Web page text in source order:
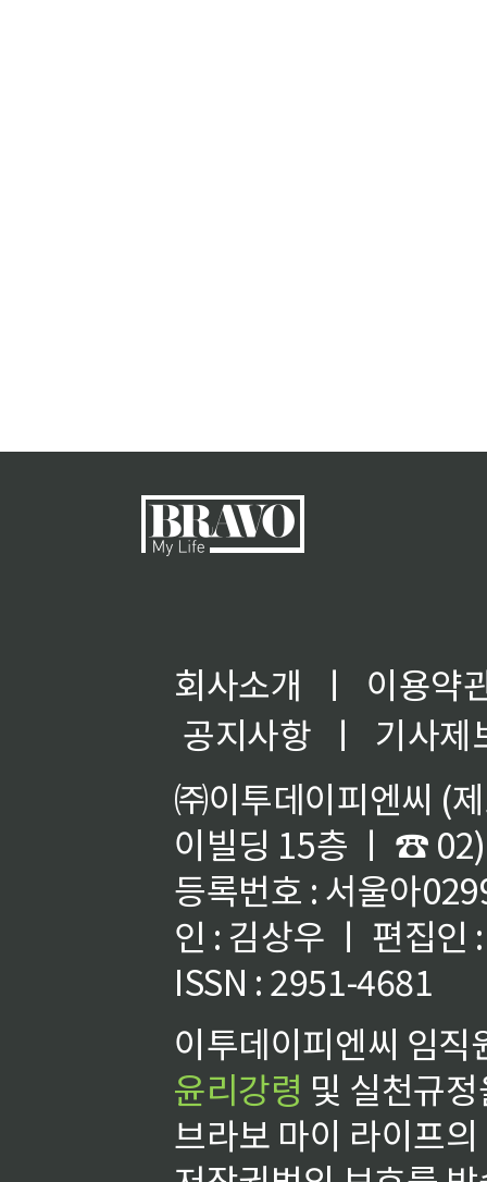
회사소개 ㅣ
이용약
공지사항
ㅣ
기사제
㈜이투데이피엔씨 (
이빌딩 15층 ㅣ ☎
등록번호 : 서울아
인 : 김상우 ㅣ 편집인
ISSN : 2951-4681
이투데이피엔씨 임
윤리강령 및 실천규
브라보 마이 라이프